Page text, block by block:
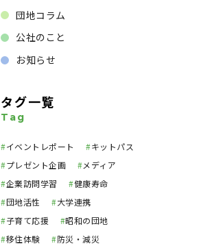
団地コラム
公社のこと
お知らせ
タグ一覧
Tag
#イベントレポート #キットパス
#プレゼント企画 #メディア
#企業訪問学習 #健康寿命
#団地活性 #大学連携
#子育て応援 #昭和の団地
#移住体験 #防災・減災